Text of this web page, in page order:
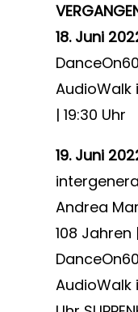
18. Juni
AudioWalk
| 19:30 Uhr
19. Juni
Andrea
108 Jahren
AudioWalk